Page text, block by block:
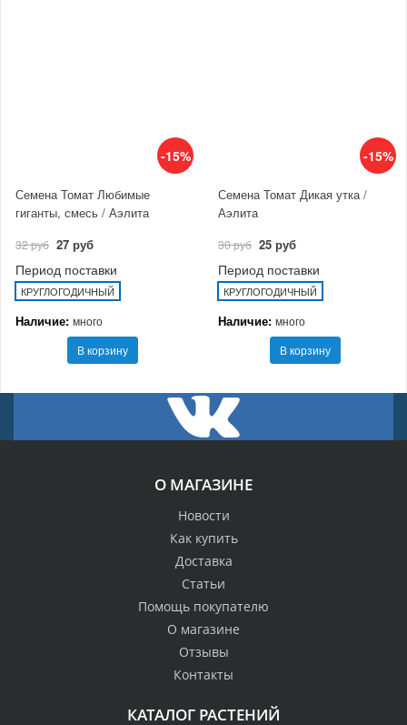
-15%
Семена Томат Любимые
гиганты, смесь / Аэлита
32 руб 27 руб
Период поставки
КРУГЛОГОДИЧНЫЙ
Наличие: много
В корзину
-15%
Семена Томат Дикая утка /
Аэлита
30 руб 25 руб
Период поставки
КРУГЛОГОДИЧНЫЙ
Наличие: много
В корзину
О МАГАЗИНЕ
Новости
Как купить
Доставка
Статьи
Помощь покупателю
О магазине
Отзывы
Контакты
КАТАЛОГ РАСТЕНИЙ